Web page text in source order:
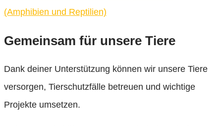
(Amphibien und Reptilien)
Gemeinsam für unsere Tiere
Dank deiner Unterstützung können wir unsere Tiere
versorgen, Tierschutzfälle betreuen und wichtige
Projekte umsetzen.